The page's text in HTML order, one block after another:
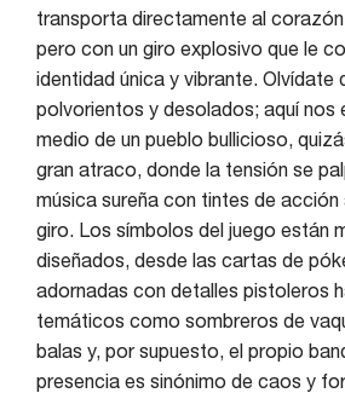
transporta directamente al
pero con un giro explosivo que le
identidad única y vibrante. Olvídate
polvorientos y desolados; aquí nos
medio de un pueblo bullicioso,
gran atraco, donde la tensión se
música sureña con tintes de
giro. Los símbolos del juego están
diseñados, desde las cartas de
adornadas con detalles pistoleros
temáticos como sombreros de
balas y, por supuesto, el propio
presencia es sinónimo de caos y